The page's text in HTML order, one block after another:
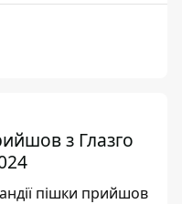
з Глазго
пішки прийшов